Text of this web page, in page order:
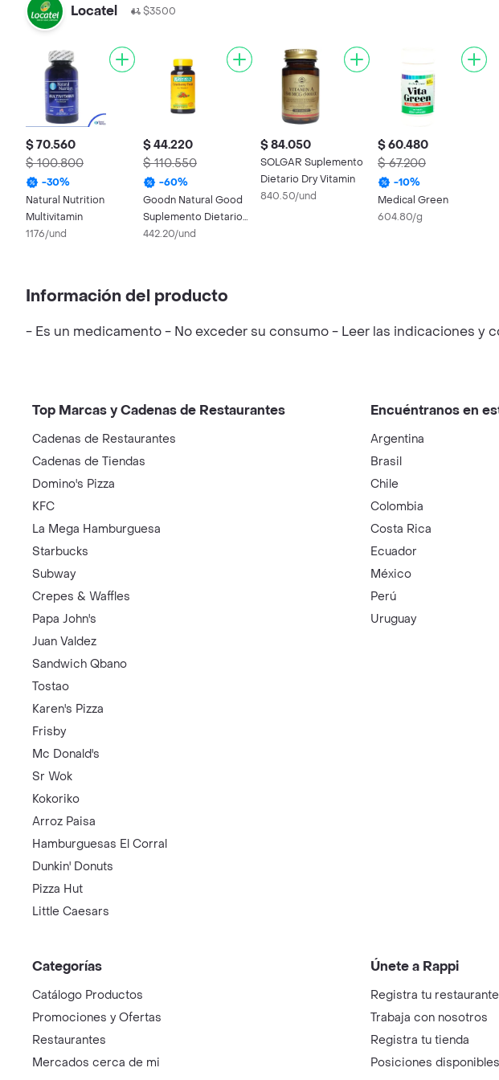
Locatel $3500
$ 70.560
$ 100.800
-30%
Natural Nutrition
Multivitamin
1176/und
$ 44.220
$ 110.550
-60%
Goodn Natural Good
Suplemento Dietario
Cranberry Fruit Plus
442.20/und
$ 84.050
SOLGAR Suplemento
Dietario Dry Vitamin
840.50/und
$ 60.480
$ 67.200
-10%
Medical Green
604.80/g
Información del producto
- Es un medicamento - No exceder su consumo - Leer las indicaciones
Top Marcas y Cadenas de Restaurantes
Cadenas de Restaurantes
Cadenas de Tiendas
Domino's Pizza
KFC
La Mega Hamburguesa
Starbucks
Subway
Crepes & Waffles
Papa John's
Juan Valdez
Sandwich Qbano
Tostao
Karen's Pizza
Frisby
Mc Donald's
Sr Wok
Kokoriko
Arroz Paisa
Hamburguesas El Corral
Dunkin' Donuts
Pizza Hut
Little Caesars
Encuéntranos en
Argentina
Brasil
Chile
Colombia
Costa Rica
Ecuador
México
Perú
Uruguay
Categorías
Catálogo Productos
Promociones y Ofertas
Restaurantes
Mercados cerca de mi
Únete a Rappi
Registra tu restaurante
Trabaja con nosotros
Registra tu tienda
Posiciones disponibles